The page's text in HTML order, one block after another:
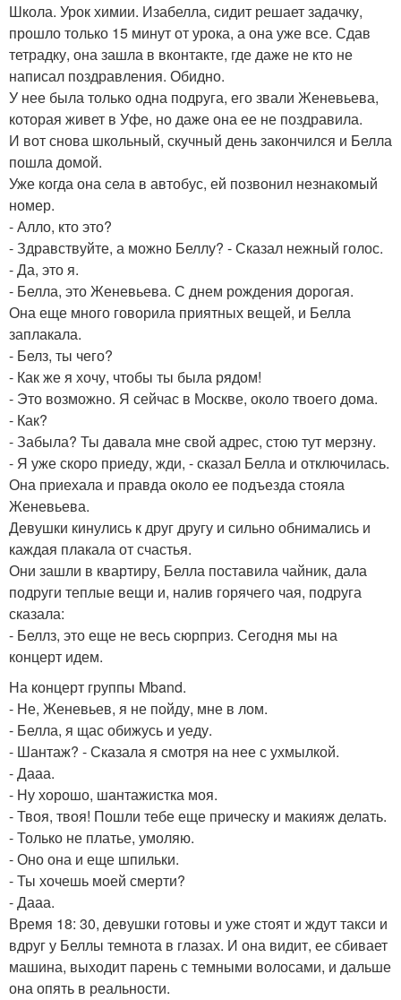
Школа. Урок химии. Изабелла, сидит решает задачку,
прошло только 15 минут от урока, а она уже все. Сдав
тетрадку, она зашла в вконтакте, где даже не кто не
написал поздравления. Обидно.
У нее была только одна подруга, его звали Женевьева,
которая живет в Уфе, но даже она ее не поздравила.
И вот снова школьный, скучный день закончился и Белла
пошла домой.
Уже когда она села в автобус, ей позвонил незнакомый
номер.
- Алло, кто это?
- Здравствуйте, а можно Беллу? - Сказал нежный голос.
- Да, это я.
- Белла, это Женевьева. С днем рождения дорогая.
Она еще много говорила приятных вещей, и Белла
заплакала.
- Белз, ты чего?
- Как же я хочу, чтобы ты была рядом!
- Это возможно. Я сейчас в Москве, около твоего дома.
- Как?
- Забыла? Ты давала мне свой адрес, стою тут мерзну.
- Я уже скоро приеду, жди, - сказал Белла и отключилась.
Она приехала и правда около ее подъезда стояла
Женевьева.
Девушки кинулись к друг другу и сильно обнимались и
каждая плакала от счастья.
Они зашли в квартиру, Белла поставила чайник, дала
подруги теплые вещи и, налив горячего чая, подруга
сказала:
- Беллз, это еще не весь сюрприз. Сегодня мы на
концерт идем.
На концерт группы Mband.
- Не, Женевьев, я не пойду, мне в лом.
- Белла, я щас обижусь и уеду.
- Шантаж? - Сказала я смотря на нее с ухмылкой.
- Дааа.
- Ну хорошо, шантажистка моя.
- Твоя, твоя! Пошли тебе еще прическу и макияж делать.
- Только не платье, умоляю.
- Оно она и еще шпильки.
- Ты хочешь моей смерти?
- Дааа.
Время 18: 30, девушки готовы и уже стоят и ждут такси и
вдруг у Беллы темнота в глазах. И она видит, ее сбивает
машина, выходит парень с темными волосами, и дальше
она опять в реальности.